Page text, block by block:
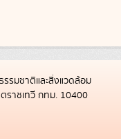
รมชาติและสิ่งแวดล้อม
ราชเทวี กทม. 10400